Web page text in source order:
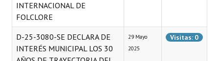
INTERNACIONAL DE
FOLCLORE
D-25-3080-SE DECLARA DE
INTERÉS MUNICIPAL LOS 30
29 Mayo
2025
Visitas: 0